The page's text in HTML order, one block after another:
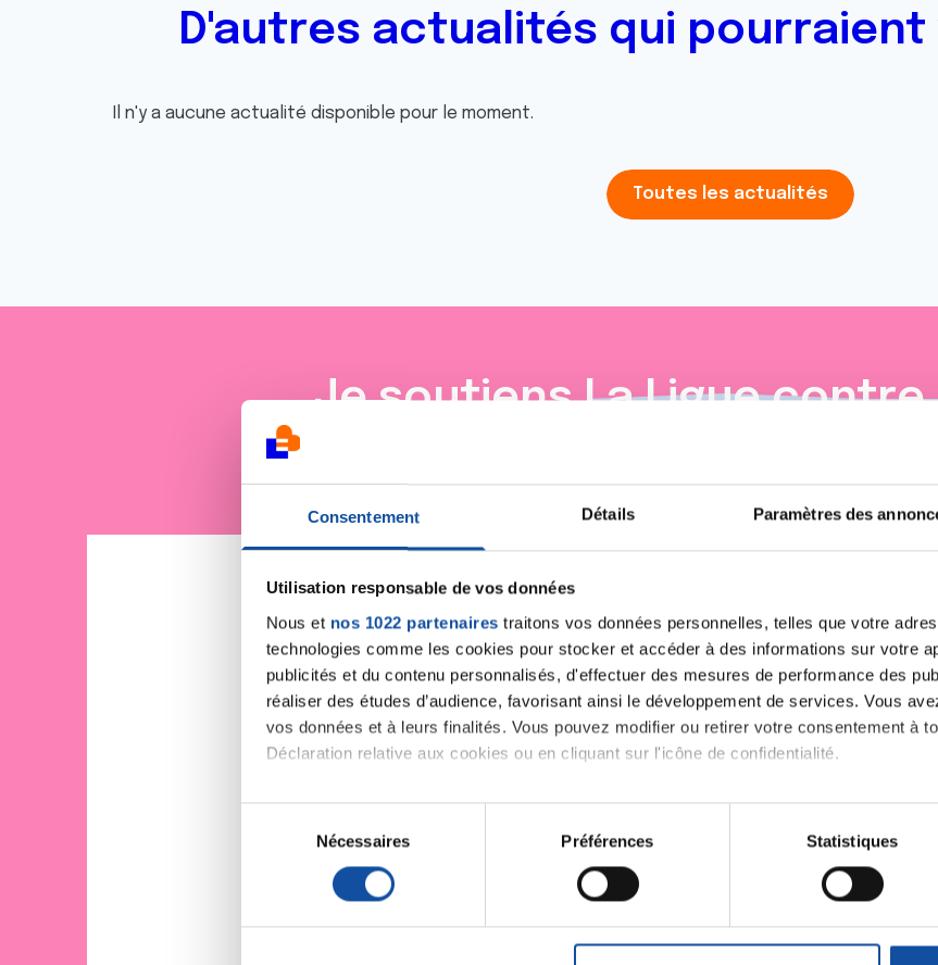
Consentement Détails Paramètres des
Utilisation responsable de vos données
Nous et nos 1022 partenaires traitons vos données personnelles, telles que votre
technologies comme les cookies pour stocker et accéder à des informations sur votre
publicités et du contenu personnalisés, d'effectuer des mesures de performance des
réaliser des études d’audience, favorisant ainsi le développement de services. Vous
vos données et à leurs finalités. Vous pouvez modifier ou retirer votre consentement à
Déclaration relative aux cookies ou en cliquant sur l'icône de confidentialité.
Si vous le permettez, nous aimerions également :
Collecter des informations sur votre localisation géographique qui peuvent être
digitales).
Pour en savoir plus sur le traitement de vos données personnelles et définir vos
. Vous pouvez modifier ou retirer votre consentement à tout moment à partir
Nécessaires Préférences Statistiques
D'autres actualités qui
Il n'y a aucune actualité disponible pour le moment.
Toutes les actualités
Je soutiensLa Ligue
Faites un don et